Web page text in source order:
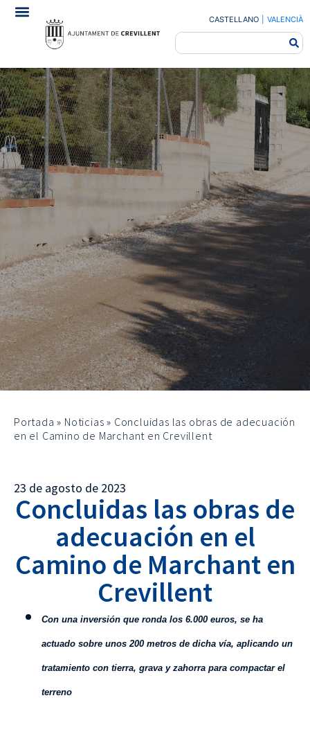
CASTELLANO VALENCIÀ
Portada » Noticias » Concluidas las obras de adecuación
en el Camino de Marchant en Crevillent
23 de agosto de 2023
Concluidas las obras de
adecuación en el
Camino de Marchant en
Crevillent
Con una inversión que ronda los 6.000 euros, se ha
actuado sobre unos 200 metros de dicha vía, aplicando un
tratamiento con tierra, grava y zahorra para compactar el
terreno